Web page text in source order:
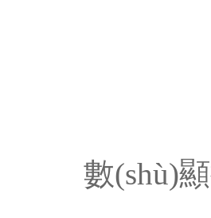
數(shù)